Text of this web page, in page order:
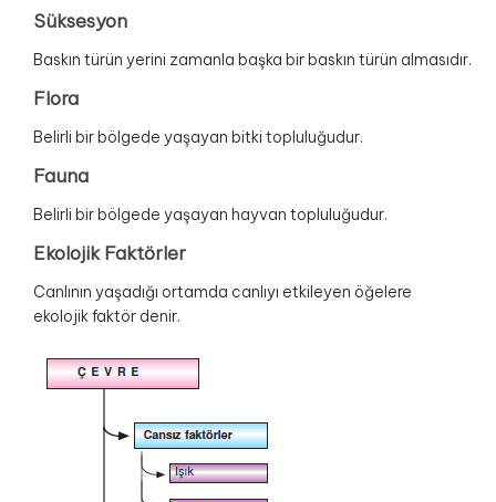
Süksesyon
Baskın türün yerini zamanla başka bir baskın türün almasıdır.
Flora
Belirli bir bölgede yaşayan bitki topluluğudur.
Fauna
Belirli bir bölgede yaşayan hayvan topluluğudur.
Ekolojik Faktörler
Canlının yaşadığı ortamda canlıyı etkileyen öğelere
ekolojik faktör denir.